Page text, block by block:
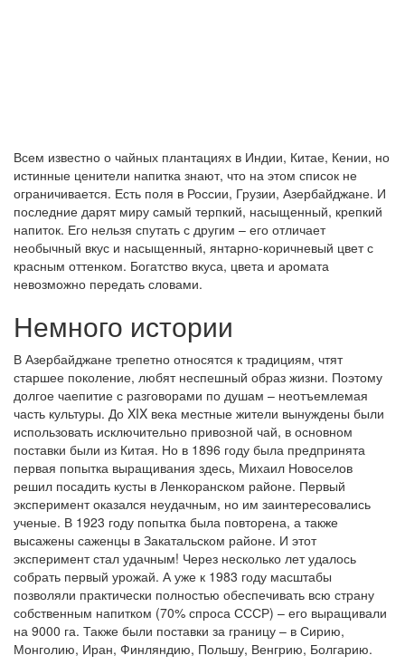
Всем известно о чайных плантациях в Индии, Китае, Кении, но
истинные ценители напитка знают, что на этом список не
ограничивается. Есть поля в России, Грузии, Азербайджане. И
последние дарят миру самый терпкий, насыщенный, крепкий
напиток. Его нельзя спутать с другим – его отличает
необычный вкус и насыщенный, янтарно-коричневый цвет с
красным оттенком. Богатство вкуса, цвета и аромата
невозможно передать словами.
Немного истории
В Азербайджане трепетно относятся к традициям, чтят
старшее поколение, любят неспешный образ жизни. Поэтому
долгое чаепитие с разговорами по душам – неотъемлемая
часть культуры. До XIX века местные жители вынуждены были
использовать исключительно привозной чай, в основном
поставки были из Китая. Но в 1896 году была предпринята
первая попытка выращивания здесь, Михаил Новоселов
решил посадить кусты в Ленкоранском районе. Первый
эксперимент оказался неудачным, но им заинтересовались
ученые. В 1923 году попытка была повторена, а также
высажены саженцы в Закатальском районе. И этот
эксперимент стал удачным! Через несколько лет удалось
собрать первый урожай. А уже к 1983 году масштабы
позволяли практически полностью обеспечивать всю страну
собственным напитком (70% спроса СССР) – его выращивали
на 9000 га. Также были поставки за границу – в Сирию,
Монголию, Иран, Финляндию, Польшу, Венгрию, Болгарию.